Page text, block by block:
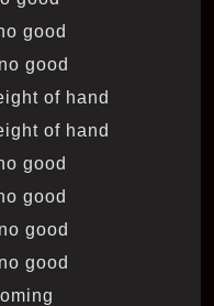
good
good
of hand
of hand
good
good
good
good